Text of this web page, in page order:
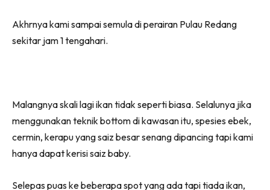
Akhrnya kami sampai semula di perairan Pulau Redang
sekitar jam 1 tengahari.
Malangnya skali lagi ikan tidak seperti biasa. Selalunya jika
menggunakan teknik bottom di kawasan itu, spesies ebek,
cermin, kerapu yang saiz besar senang dipancing tapi kami
hanya dapat kerisi saiz baby.
Selepas puas ke beberapa spot yang ada tapi tiada ikan,